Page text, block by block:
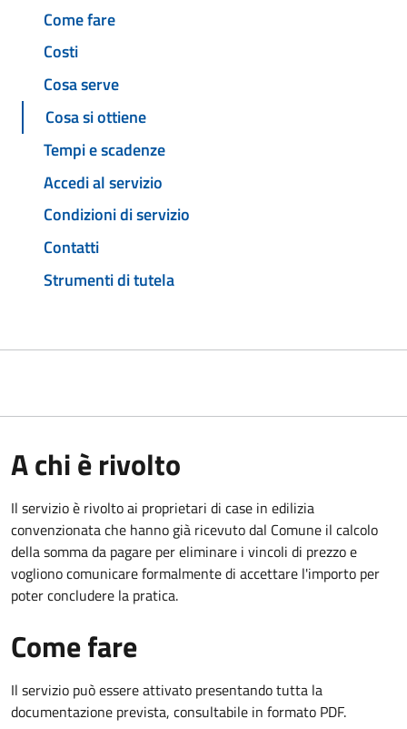
Come fare
Costi
Cosa serve
Cosa si ottiene
Tempi e scadenze
Accedi al servizio
Condizioni di servizio
Contatti
Strumenti di tutela
A chi è rivolto
Il servizio è rivolto ai proprietari di case in edilizia
convenzionata che hanno già ricevuto dal Comune il calcolo
della somma da pagare per eliminare i vincoli di prezzo e
vogliono comunicare formalmente di accettare l'importo per
poter concludere la pratica.
Come fare
Il servizio può essere attivato presentando tutta la
documentazione prevista, consultabile in formato PDF.